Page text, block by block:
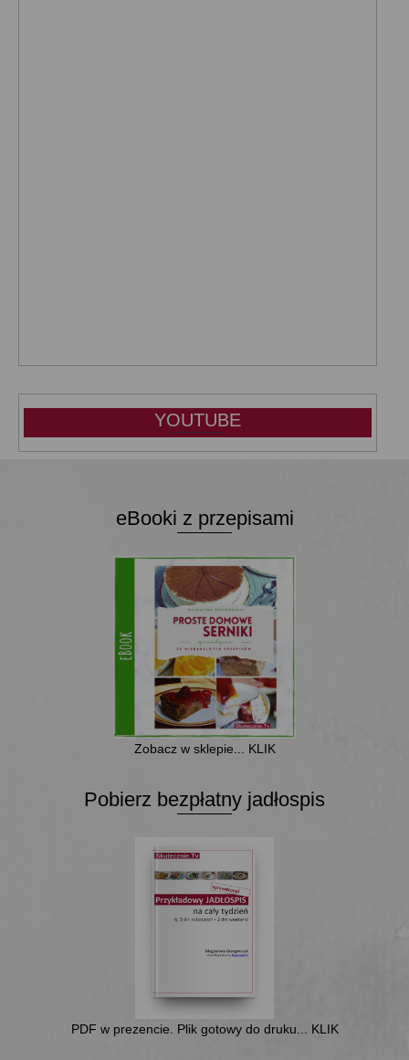
YOUTUBE
eBooki z przepisami
Zobacz w sklepie... KLIK
Pobierz bezpłatny jadłospis
PDF w prezencie. Plik gotowy do druku... KLIK